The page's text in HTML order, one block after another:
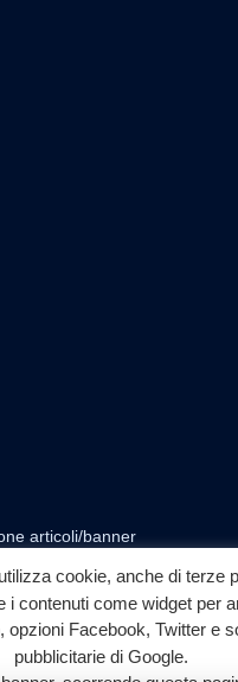
articoli/banner
f
Facebook
◎ ▶
YouTube
cookie, anche di terze
i contenuti come widget per
opzioni Facebook, Twitter e
pubblicitarie di Google.